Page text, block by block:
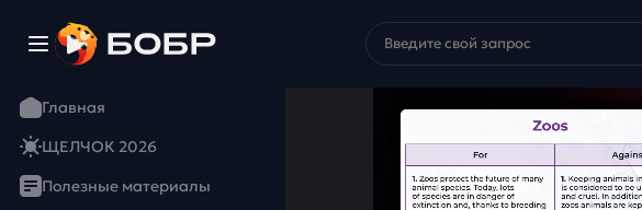
Главная
ЩЕЛЧОК 2026
Полезные материалы